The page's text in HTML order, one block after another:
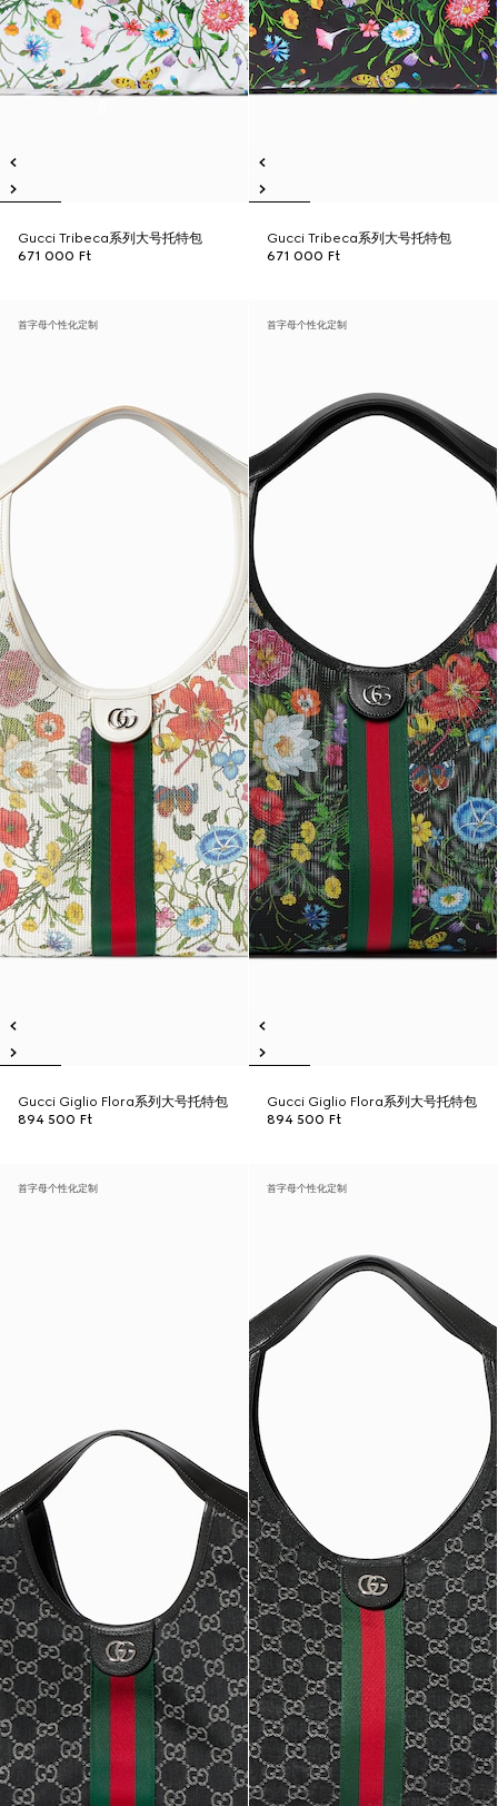
Gucci Tribeca系列大号托特包
671 000 Ft
Gucci Tribeca系列大号托特包
671 000 Ft
首字母个性化定制
Gucci Giglio Flora系列大号托特包
894 500 Ft
首字母个性化定制
Gucci Giglio Flora系列大号托特包
894 500 Ft
首字母个性化定制 首字母个性化定制